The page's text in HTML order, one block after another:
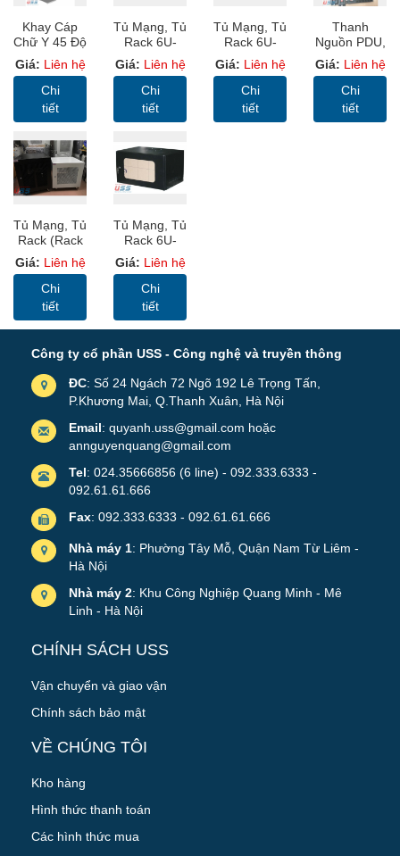
Khay Cáp
Chữ Y 45 Độ
Trái, Khay
Cáp Sơn
Tĩnh Điện (
Cable Tray)
Giá: Liên hệ
Chi
tiết
Tủ Mạng, Tủ
Rack 6U-
D500
Wallmount –
USS Rack
6U500 -Màu
Giá: Liên hệ
Chi
tiết
Tủ Mạng, Tủ
Rack 6U-
D600
Wallmount –
USS Rack
6U600 -Màu
Giá: Liên hệ
Chi
tiết
Thanh
Nguồn PDU,
Ổ Điện Đa
Dụng, C13,
C14, C19,
C20 Chuẩn
Giá: Liên hệ
Chi
tiết
Tủ Mạng, Tủ
Rack (Rack
Cabinet 19”)
10U D400
Cửa MICA
Giá: Liên hệ
Chi
tiết
Tủ Mạng, Tủ
Rack 6U-
D400
Wallmount –
USS Rack
6U400 -Màu
Lưới
Giá: Liên hệ
Chi
tiết
Công ty cổ phần USS - Công nghệ và truyền thông
ĐC: Số 24 Ngách 72 Ngõ 192 Lê Trọng Tấn,
P.Khương Mai, Q.Thanh Xuân, Hà Nội
Email: quyanh.uss@gmail.com hoặc
annguyenquang@gmail.com
Tel: 024.35666856 (6 line) - 092.333.6333 -
092.61.61.666
Fax: 092.333.6333 - 092.61.61.666
Nhà máy 1: Phường Tây Mỗ, Quận Nam Từ Liêm -
Hà Nội
Nhà máy 2: Khu Công Nghiệp Quang Minh - Mê
Linh - Hà Nội
CHÍNH SÁCH USS
Vận chuyển và giao vận
Chính sách bảo mật
VỀ CHÚNG TÔI
Kho hàng
Hình thức thanh toán
Các hình thức mua